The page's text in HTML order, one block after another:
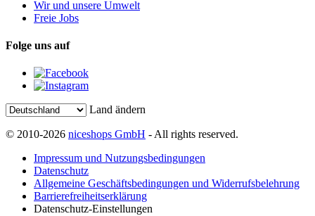
Wir und unsere Umwelt
Freie Jobs
Folge uns auf
Land ändern
© 2010-2026 niceshops GmbH - All rights reserved.
Impressum und Nutzungsbedingungen
Datenschutz
Allgemeine Geschäftsbedingungen und Widerrufsbelehrung
Barrierefreiheitserklärung
Datenschutz-Einstellungen